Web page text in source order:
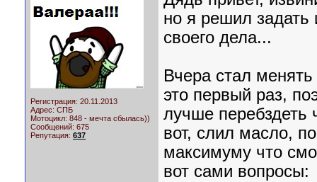
Регистрация: 20.11.2013
Адрес: СПБ
Мотоцикл: 848 - мечта сбылась))
Сообщений: 675
Репутация: 637
но я решил задать
своего дела...
Вчера стал
это первый раз,
лучше перебздеть
вот, слил масло,
максимуму что
вот сами вопросы: